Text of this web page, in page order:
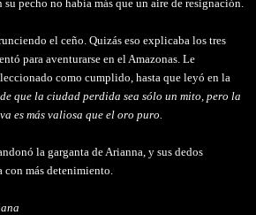
pecho no había más que un aire de resignación.
el ceño. Quizás eso explicaba los tres
para aventurarse en el Amazonas. Le
como cumplido, hasta que leyó en la
que la ciudad perdida sea sólo un mito, pero la
es más valiosa que el oro puro.
la garganta de Arianna, y sus dedos
más detenimiento.